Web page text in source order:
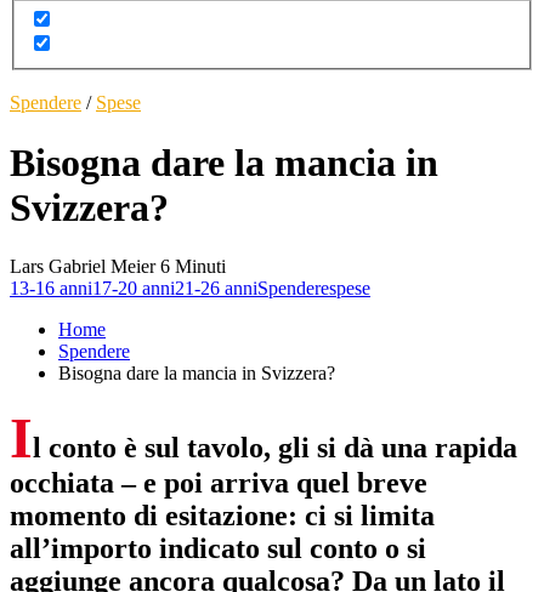
Spendere / Spese
Bisogna dare la mancia in
Svizzera?
Lars Gabriel Meier6 Minuti
13-16 anni17-20 anni21-26 anniSpenderespese
Home
Spendere
Bisogna dare la mancia in Svizzera?
Il conto è sul tavolo, gli si dà una rapida
occhiata – e poi arriva quel breve
momento di esitazione: ci si limita
all’importo indicato sul conto o si
aggiunge ancora qualcosa? Da un lato il